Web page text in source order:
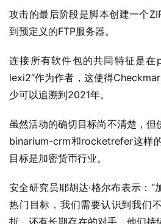
攻击的最后阶段是脚本创建一个
到预定义的FTP服务器。
连接所有软件包的共同特征是在
lexi2″作为作者，这使得
少可以追溯到2021年。
虽然活动的确切目标尚不清楚，但
binarium-crm和rocketrefer这样
目标是加密货币行业。
安全研究员耶胡达·格尔布表示：“
热门目标，我们需要认识到我们
扰，还有长期存在的对手，他们持